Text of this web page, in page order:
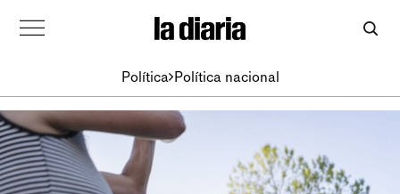
Política Política nacional